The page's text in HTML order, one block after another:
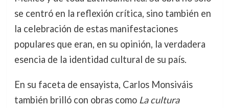
se centró en la reflexión crítica, sino también en
la celebración de estas manifestaciones
populares que eran, en su opinión, la verdadera
esencia de la identidad cultural de su país.
En su faceta de ensayista, Carlos Monsiváis
también brilló con obras como La cultura